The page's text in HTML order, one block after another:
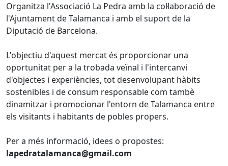
Organitza l'Associació La Pedra amb la col·laboració de
l'Ajuntament de Talamanca i amb el suport de la
Diputació de Barcelona.
L'objectiu d'aquest mercat és proporcionar una
oportunitat per a la trobada veïnal i l'intercanvi
d'objectes i experiències, tot desenvolupant hàbits
sostenibles i de consum responsable com tambè
dinamitzar i promocionar l'entorn de Talamanca entre
els visitants i habitants de pobles propers.
Per a més informació, idees o propostes:
lapedratalamanca@gmail.com